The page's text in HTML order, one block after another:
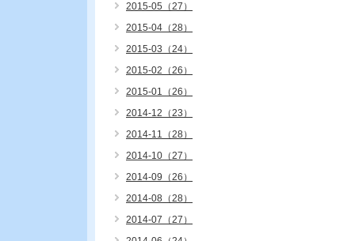
2015-05（27）
2015-04（28）
2015-03（24）
2015-02（26）
2015-01（26）
2014-12（23）
2014-11（28）
2014-10（27）
2014-09（26）
2014-08（28）
2014-07（27）